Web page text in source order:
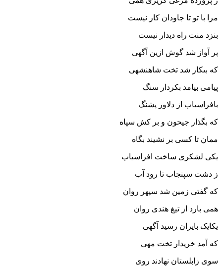
مرا با تو تا جاودان کار نیست
بنزد منت راه دیدار نیست‏
پر آواز شد گوش ازین آگهى
که بى‏کار شد تخت شاهنشهى‏
پیامى بیامد بکردار سنگ
بافراسیاب از دلاور پشنگ‏
که بگذار جیحون و بر کش سپاه
ممان تا کسى بر نشیند بگاه‏
یکى لشکرى ساخت افراسیاب
ز دشت سپنجاب تا رود آب‏
که گفتى زمین شد سپهر روان
همى بارد از تیغ هندى روان‏
یکایک بایران رسید آگهى
که آمد خریدار تخت مهى‏
سوى زابلستان نهادند روى